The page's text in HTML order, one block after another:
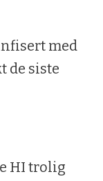
med
de siste
HI trolig